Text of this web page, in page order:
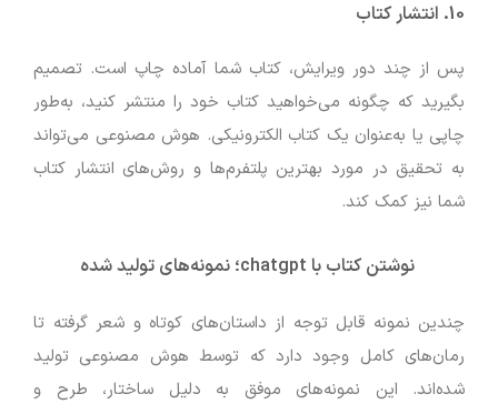
10. انتشار کتاب
پس از چند دور ویرایش، کتاب شما آماده چاپ است. تصمیم
بگیرید که چگونه می‌خواهید کتاب خود را منتشر کنید، به‌طور
چاپی یا به‌عنوان یک کتاب الکترونیکی. هوش مصنوعی می‌تواند
به تحقیق در مورد بهترین پلتفرم‌ها و روش‌های انتشار کتاب
شما نیز کمک کند.
نوشتن کتاب با chatgpt؛ نمونه‌های تولید شده
چندین نمونه قابل توجه از داستان‌های کوتاه و شعر گرفته تا
رمان‌های کامل وجود دارد که توسط هوش مصنوعی تولید
شده‌اند. این نمونه‌های موفق به دلیل ساختار، طرح و